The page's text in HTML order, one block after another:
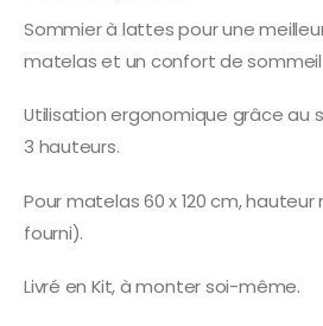
Sommier à lattes pour une
matelas et un confort de
Utilisation ergonomique grâce au
3 hauteurs.
Pour matelas 60 x 120 cm, hauteur
fourni).
Livré en Kit, à monter soi-même.